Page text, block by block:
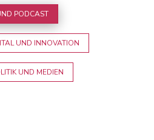
PODCAST
UND INNOVATION
UND MEDIEN